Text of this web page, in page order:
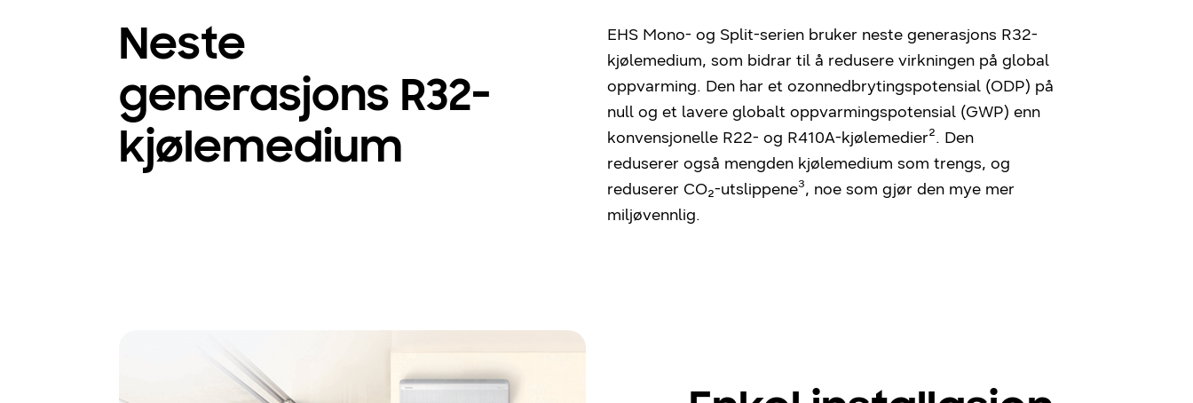
Neste
generasjons R32-
kjølemedium
EHS Mono- og Split-serien bruker neste generasjons R32-
kjølemedium, som bidrar til å redusere virkningen på global
oppvarming. Den har et ozonnedbrytingspotensial (ODP) på
null og et lavere globalt oppvarmingspotensial (GWP) enn
konvensjonelle R22- og R410A-kjølemedier². Den
reduserer også mengden kjølemedium som trengs, og
reduserer CO₂-utslippene³, noe som gjør den mye mer
miljøvennlig.